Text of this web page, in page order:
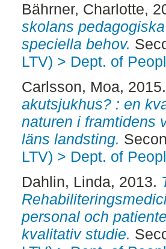
Bährner, Charlotte,
skolans
speciella behov.
LTV) > Dept. of
Carlsson, Moa,
akutsjukhus? : en
naturen i framtidens
läns landsting.
LTV) > Dept. of
Dahlin, Linda, 2013.
personal och
kvalitativ studie.